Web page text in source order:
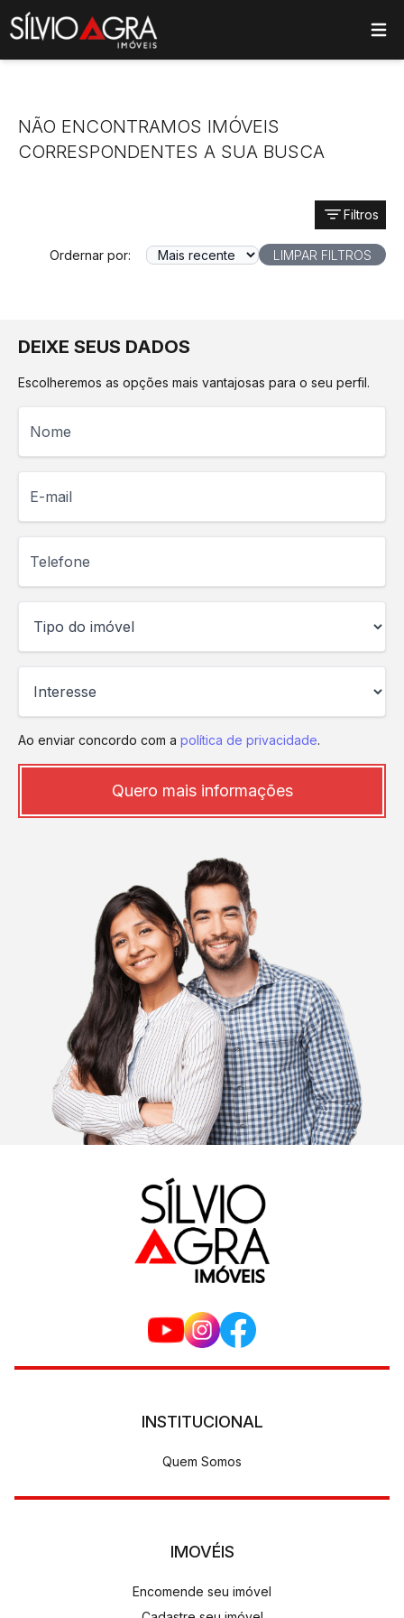
main menu
NÃO ENCONTRAMOS IMÓVEIS
CORRESPONDENTES A SUA BUSCA
Filtros
Ordernar por: LIMPAR FILTROS
DEIXE SEUS DADOS
Escolheremos as opções mais vantajosas para o seu perfil.
Ao enviar concordo com a política de privacidade.
Quero mais informações
INSTITUCIONAL
Quem Somos
IMOVÉIS
Encomende seu imóvel